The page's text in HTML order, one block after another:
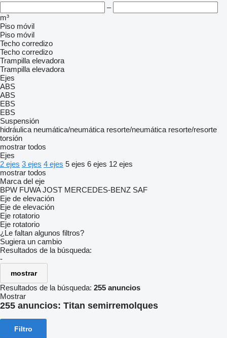
–
m³
Piso móvil
Piso móvil
Techo corredizo
Techo corredizo
Trampilla elevadora
Trampilla elevadora
Ejes
ABS
ABS
EBS
EBS
Suspensión
hidráulica neumática/neumática resorte/neumática resorte/resorte
torsión
mostrar todos
Ejes
2 ejes 3 ejes 4 ejes 5 ejes 6 ejes 12 ejes
mostrar todos
Marca del eje
BPW FUWA JOST MERCEDES-BENZ SAF
Eje de elevación
Eje de elevación
Eje rotatorio
Eje rotatorio
¿Le faltan algunos filtros?
Sugiera un cambio
Resultados de la búsqueda:
-
mostrar
Resultados de la búsqueda: 255 anuncios
Mostrar
255 anuncios: Titan semirremolques
Filtro